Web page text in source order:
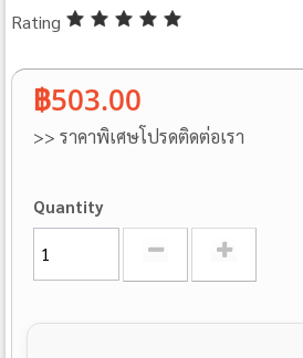
Rating
฿503.00
>> ราคาพิเศษโปรดติดต่อเรา
Quantity